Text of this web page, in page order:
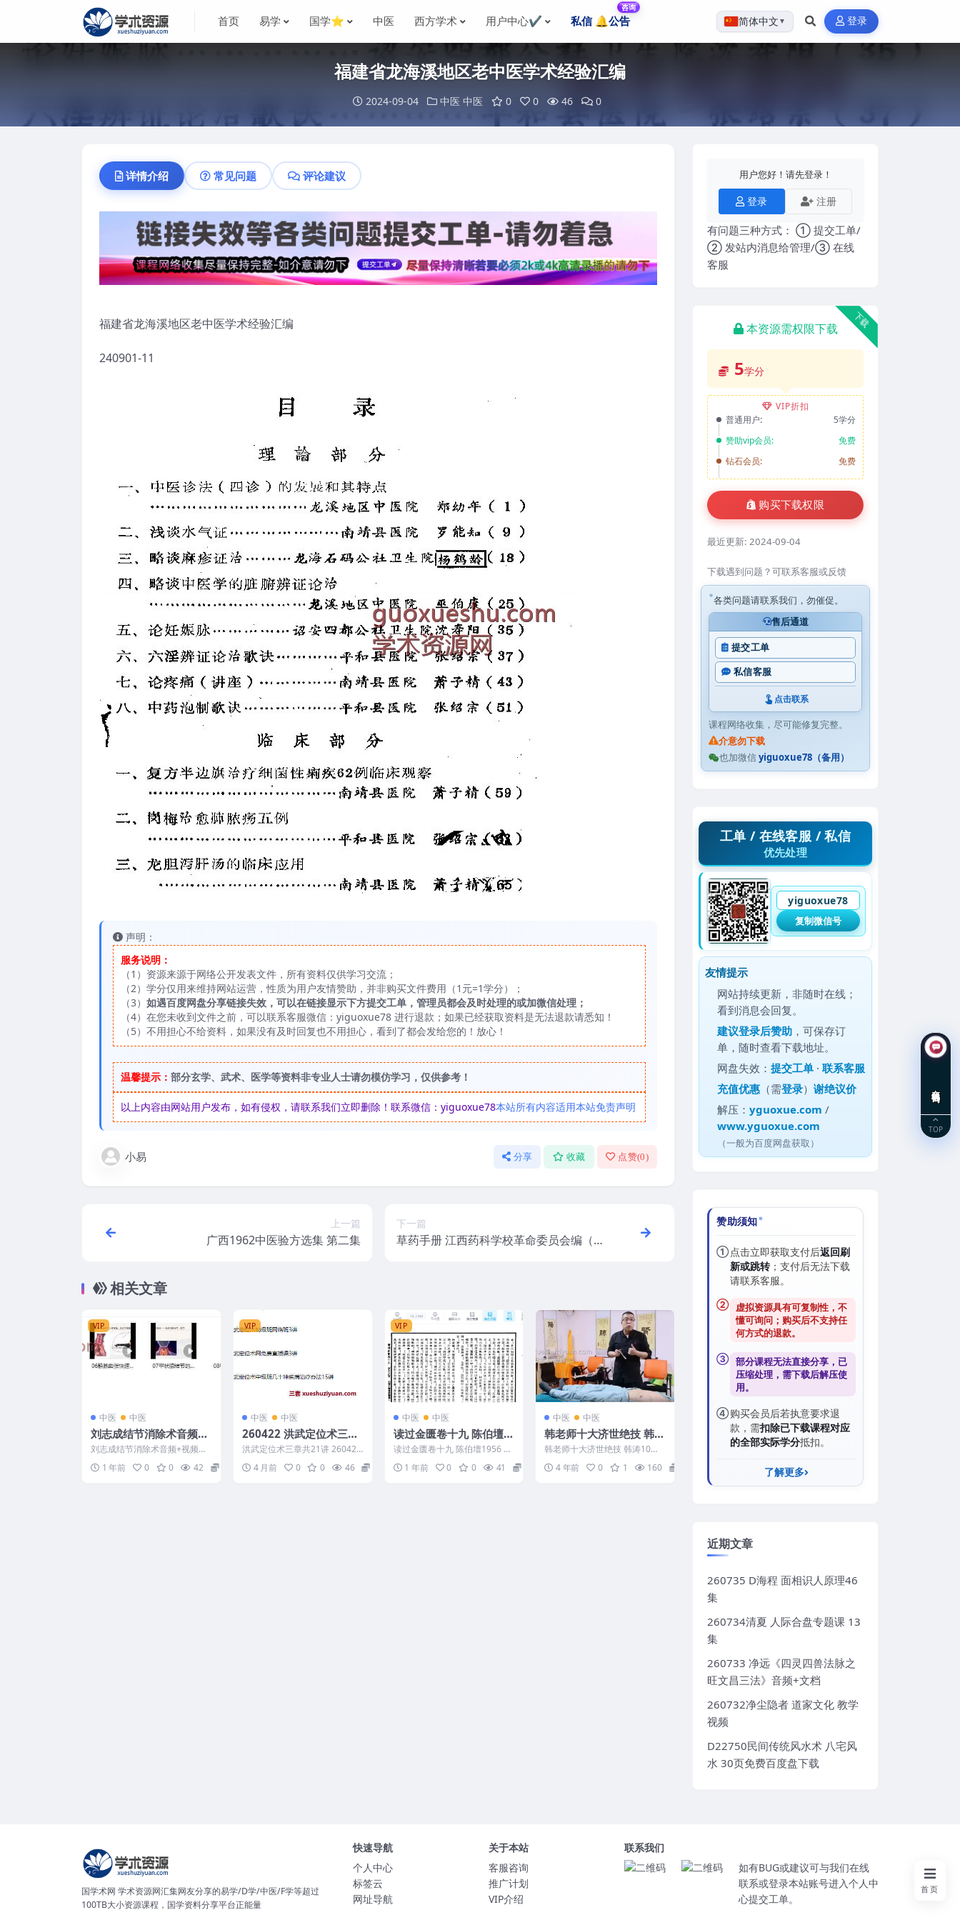
首页 易学 国学⭐ 中医 西方学术 用户中心✔️ 私信 🔔公告
咨询
简体中文 ▼ 登录
福建省龙海溪地区老中医学术经验汇编
2024-09-04 中医 中医 0 0 46 0
详情介绍 常见问题 评论建议
福建省龙海溪地区老中医学术经验汇编
240901-11
声明：
服务说明：
（1）资源来源于网络公开发表文件，所有资料仅供学习交流；
（2）学分仅用来维持网站运营，性质为用户友情赞助，并非购买文件费用（1元=1学分）；
（3） 如遇百度网盘分享链接失效，可以在链接显示下方提交工单，管理员都会及时处理的或加微信处理；
（4）在您未收到文件之前，可以联系客服微信：yiguoxue78 进行退款；如果已经获取资料是无法退款请悉知！
（5）不用担心不给资料，如果没有及时回复也不用担心，看到了都会发给您的！放心！
温馨提示： 部分玄学、武术、医学等资料非专业人士请勿模仿学习，仅供参考！
以上内容由网站用户发布，如有侵权，请联系我们立即删除！联系微信：yiguoxue78本站所有内容适用本站免责声明
小易 分享 收藏 点赞(0)
上一篇
广西1962中医验方选集 第二集
下一篇
草药手册 江西药科学校革命委员会编（1
相关文章
VIP
中医 中医
刘志成结节消除术音频
+视频课共11集Y
刘志成结节消除术音频+视频课
共11集Y 2505171 01结节、筋
节形成的原因...
1 年前 0 0 42
VIP
中医 中医
260422 洪武定位术三章
共21讲
洪武定位术三章共21讲 260422
260422 洪武定位术三章共21
讲/ ├...
4 月前 0 0 46
VIP
中医 中医
读过金匮卷十九 陈伯壇1
956
读过金匮卷十九 陈伯壇1956 25
1 年前 0 0 41
中医 中医
韩老师十大济世绝技 韩涛
10大济世绝技首次线上授
课近5个小时视频 百度盘
韩老师十大济世绝技 韩涛10大
济世绝技首次线上授课近5个小
时视频 百度盘 编号：...
4 年前 0 1 160
用户您好！请先登录！
登录 注册
有问题三种方式： ① 提交工单/
② 发站内消息给管理/③ 在线
客服
下载
本资源需权限下载
5学分
VIP折扣
普通用户:
5学分
赞助vip会员:
免费
钻石会员:
免费
购买下载权限
最近更新: 2024-09-04
下载遇到问题？可联系客服或反馈
各类问题请联系我们，勿催促。
售后通道
提交工单
私信客服
点击联系
课程网络收集，尽可能修复完整。
介意勿下载
也加微信yiguoxue78（备用）
工单 / 在线客服 / 私信
优先处理
yiguoxue78
复制微信号
友情提示
网站持续更新，非随时在线；
看到消息会回复。
建议登录后赞助 ，可保存订
单，随时查看下载地址。
网盘失效：提交工单 ·联系客服
充值优惠 （需登录）谢绝议价
解压：yguoxue.com /
www.yguoxue.com
（一般为百度网盘获取）
赞助须知
①点击立即获取支付后返回刷
新或跳转；支付后无法下载
请联系客服。
②
虚拟资源具有可复制性，不
懂可询问；购买后不支持任
何方式的退款。
③ 部分课程无法直接分享，已
压缩处理，需下载后解压使
用。
④购买会员后若执意要求退
款，需扣除已下载课程对应
的全部实际学分抵扣。
了解更多
近期文章
260735 D海程 面相识人原理46
集
260734清夏 人际合盘专题课 13
集
260733 净远《四灵四兽法脉之
旺文昌三法》音频+文档
260732净尘隐者 道家文化 教学
视频
D22750民间传统风水术 八宅风
水 30页免费百度盘下载
国学术网 学术资源网汇集网友分享的易学/D学/中医/F学等超过
100TB大小资源课程，国学资料分享平台正能量
快速导航
个人中心
标签云
网址导航
关于本站
客服咨询
推广计划
VIP介绍
联系我们
如有BUG或建议可与我们在线
联系或登录本站账号进入个人中
心提交工单。
首页
TOP